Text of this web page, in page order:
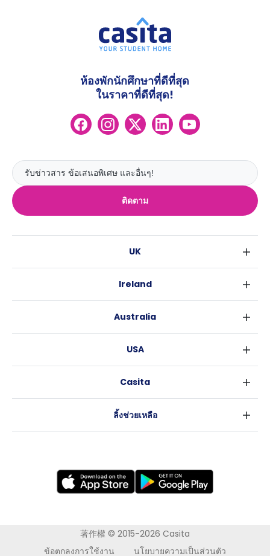
ติดตาม
ห้องพักนักศึกษาที่ดีที่สุด
ในราคาที่ดีที่สุด!
UK
กลาสโกว
เอดินเบอระ
ลีดส์
บริสโทล
คาร์ดิฟ
แบรดฟอร์ด
นิวแคสเซิล
โวลเวอร์แฮมตัน
Ireland
Australia
บริสเบน
อะเดลายด์
USA
แอตแลนตา
Casita
ลิ้งช่วยเหลือ
著作權 © 2015-2026 Casita
ข้อตกลงการใช้งาน
นโยบายความเป็นส่วนตัว